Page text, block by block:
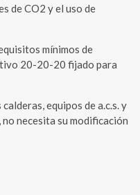
de CO2 y el uso de
mínimos de
20-20-20 fijado para
equipos de a.c.s. y
necesita su modificación